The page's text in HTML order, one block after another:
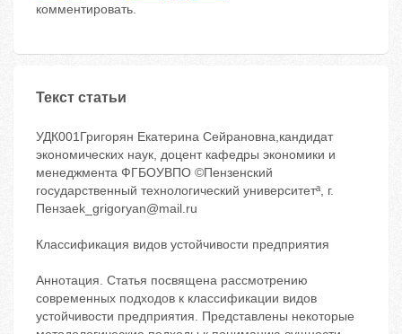
комментировать.
Текст статьи
УДК001Григорян Екатерина Сейрановна,кандидат
экономических наук, доцент кафедры экономики и
менеджмента ФГБОУВПО ©Пензенский
государственный технологический университетª, г.
Пензаek_grigoryan@mail.ru
Классификация видов устойчивости предприятия
Аннотация. Статья посвящена рассмотрению
современных подходов к классификации видов
устойчивости предприятия. Представлены некоторые